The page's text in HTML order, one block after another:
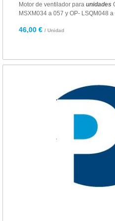
Motor de ventilador para unidades
MSXM034 a 057 y OP- LSQM048 a
46,00 € / Unidad